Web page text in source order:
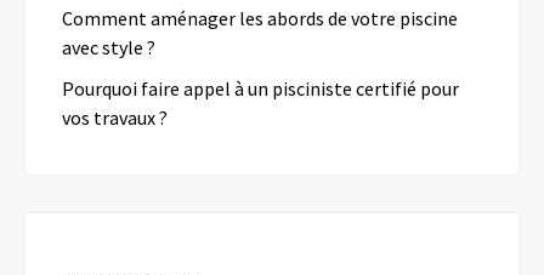
Comment aménager les abords de votre piscine
avec style ?
Pourquoi faire appel à un pisciniste certifié pour
vos travaux ?